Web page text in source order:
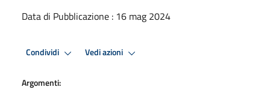
Data di Pubblicazione : 16 mag 2024
Condividi Vedi azioni
Argomenti: